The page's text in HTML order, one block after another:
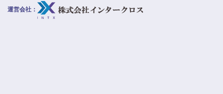
運営会社：